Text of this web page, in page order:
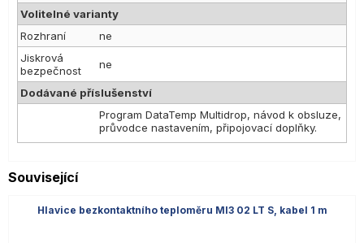
Volitelné varianty
Rozhraní
ne
Jiskrová
bezpečnost
ne
Dodávané příslušenství
Program DataTemp Multidrop, návod k obsluze,
průvodce nastavením, připojovací doplňky.
Související
Hlavice bezkontaktního teploměru MI3 02 LT S, kabel 1 m